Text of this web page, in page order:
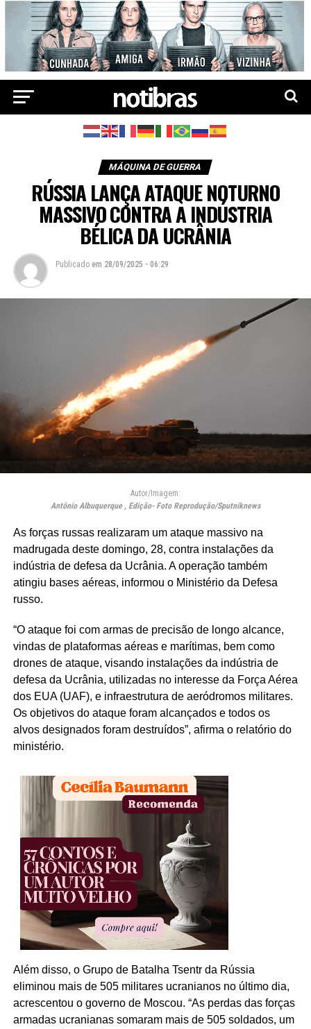
MÁQUINA DE GUERRA
RÚSSIA LANÇA ATAQUE NOTURNO
MASSIVO CONTRA A INDÚSTRIA
BÉLICA DA UCRÂNIA
Publicado em 28/09/2025 - 06:29
Autor/Imagem:
Antônio Albuquerque , Edição- Foto Reprodução/Sputniknews
As forças russas realizaram um ataque massivo na
madrugada deste domingo, 28, contra instalações da
indústria de defesa da Ucrânia. A operação também
atingiu bases aéreas, informou o Ministério da Defesa
russo.
“O ataque foi com armas de precisão de longo alcance,
vindas de plataformas aéreas e marítimas, bem como
drones de ataque, visando instalações da indústria de
defesa da Ucrânia, utilizadas no interesse da Força Aérea
dos EUA (UAF), e infraestrutura de aeródromos militares.
Os objetivos do ataque foram alcançados e todos os
alvos designados foram destruídos”, afirma o relatório do
ministério.
Além disso, o Grupo de Batalha Tsentr da Rússia
eliminou mais de 505 militares ucranianos no último dia,
acrescentou o governo de Moscou. “As perdas das forças
armadas ucranianas somaram mais de 505 soldados, um